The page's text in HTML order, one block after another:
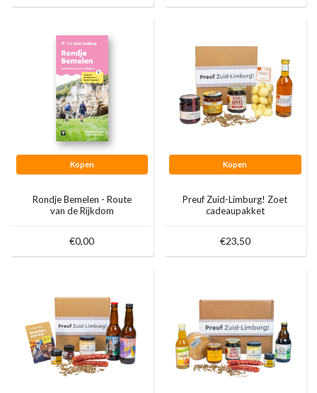
Kopen
Rondje Bemelen - Route
van de Rijkdom
€0,00
Kopen
Preuf Zuid-Limburg! Zoet
cadeaupakket
€23,50